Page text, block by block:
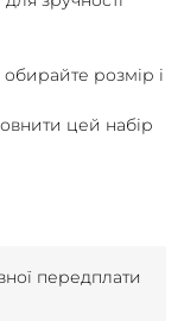
розмір і
цей набір
передплати